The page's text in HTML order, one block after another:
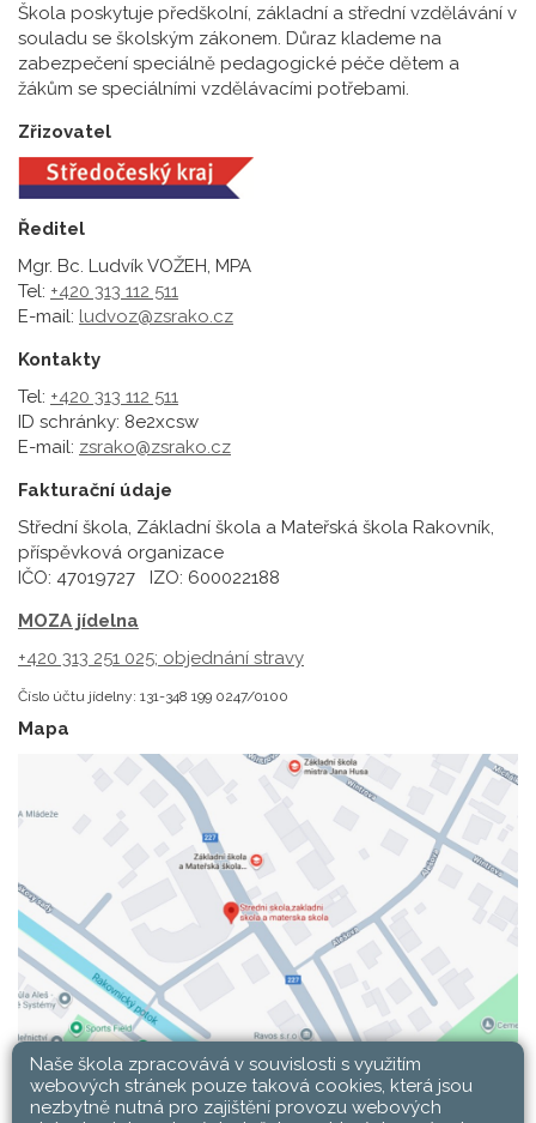
Škola poskytuje předškolní, základní a střední vzdělávání v
souladu se školským zákonem. Důraz klademe na
zabezpečení speciálně pedagogické péče dětem a
žákům se speciálními vzdělávacími potřebami.
Zřizovatel
Ředitel
Mgr. Bc. Ludvík VOŽEH, MPA
Tel: +420 313 112 511
E-mail: ludvoz@zsrako.cz
Kontakty
Tel: +420 313 112 511
ID schránky: 8e2xcsw
E-mail: zsrako@zsrako.cz
Fakturační údaje
Střední škola, Základní škola a Mateřská škola Rakovník,
příspěvková organizace
IČO: 47019727 IZO: 600022188
MOZA jídelna
+420 313 251 025; objednání stravy
Číslo účtu jídelny: 131-348 199 0247/0100
Mapa
Naše škola zpracovává v souvislosti s využitím
webových stránek pouze taková cookies, která jsou
nezbytně nutná pro zajištění provozu webových